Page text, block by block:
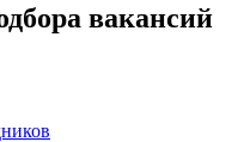
вакансий